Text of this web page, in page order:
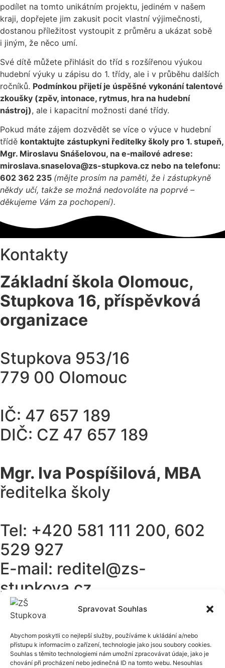
Spravovat Souhlas
Abychom poskytli co nejlepší služby, používáme k ukládání a/nebo
přístupu k informacím o zařízení, technologie jako jsou soubory cookies.
Souhlas s těmito technologiemi nám umožní zpracovávat údaje, jako je
chování při procházení nebo jedinečná ID na tomto webu. Nesouhlas
podílet na tomto unikátním projektu, jediném v našem
kraji, dopřejete jim zakusit pocit vlastní výjimečnosti,
dostanou příležitost vystoupit z průměru a ukázat sobě
i jiným, že něco umí.
Své dítě můžete přihlásit do tříd s rozšířenou výukou
hudební výuky u zápisu do 1. třídy, ale i v průběhu dalších
ročníků. Podmínkou přijetí je úspěšné vykonání talentové
zkoušky (zpěv, intonace, rytmus, hra na hudební
nástroj), ale i kapacitní možnosti dané třídy.
Pokud máte zájem dozvědět se více o výuce v hudební
třídě kontaktujte zástupkyni ředitelky školy pro 1. stupeň,
Mgr. Miroslavu Snášelovou, na e‑mailové adrese:
miroslava.snaselova@zs-stupkova.cz nebo na telefonu:
602 362 235 (mějte prosím na paměti, že i zástupkyně
někdy učí, takže se možná nedovoláte na poprvé –
děkujeme Vám za pochopení).
Kontakty
Základní škola Olomouc,
Stupkova 16, příspěvková
organizace
Stupkova 953/16
779 00 Olomouc
IČ: 47 657 189
DIČ: CZ 47 657 189
Mgr. Iva Pospíšilová, MBA
ředitelka školy
Tel: +420 581 111 200, 602
529 927
E-mail: reditel@zs-
stupkova.cz
Odkazy
Edookit (pro rodiče)
Edookit (pro učitele)
Vzdálená plocha